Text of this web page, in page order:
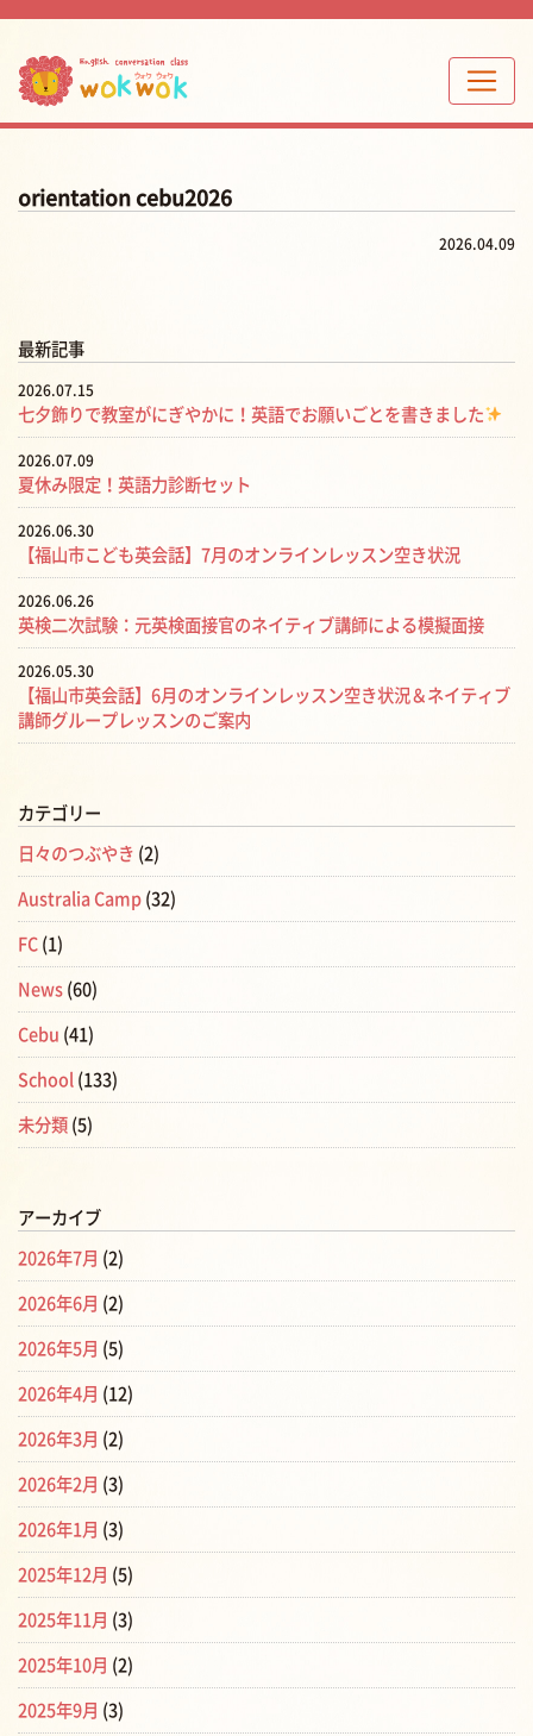
orientation cebu2026
2026.04.09
最新記事
2026.07.15
七夕飾りで教室がにぎやかに！英語でお願いごとを書きました
2026.07.09
夏休み限定！英語力診断セット
2026.06.30
【福山市こども英会話】7月のオンラインレッスン空き状況
2026.06.26
英検二次試験：元英検面接官のネイティブ講師による模擬面接
2026.05.30
【福山市英会話】6月のオンラインレッスン空き状況＆ネイティブ
講師グループレッスンのご案内
カテゴリー
日々のつぶやき (2)
Australia Camp (32)
FC (1)
News (60)
Cebu (41)
School (133)
未分類 (5)
アーカイブ
2026年7月 (2)
2026年6月 (2)
2026年5月 (5)
2026年4月 (12)
2026年3月 (2)
2026年2月 (3)
2026年1月 (3)
2025年12月 (5)
2025年11月 (3)
2025年10月 (2)
2025年9月 (3)